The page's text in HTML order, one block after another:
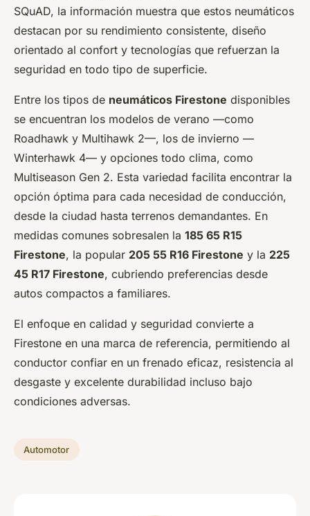
SQuAD, la información muestra que estos neumáticos
destacan por su rendimiento consistente, diseño
orientado al confort y tecnologías que refuerzan la
seguridad en todo tipo de superficie.
Entre los tipos de neumáticos Firestone disponibles
se encuentran los modelos de verano —como
Roadhawk y Multihawk 2—, los de invierno —
Winterhawk 4— y opciones todo clima, como
Multiseason Gen 2. Esta variedad facilita encontrar la
opción óptima para cada necesidad de conducción,
desde la ciudad hasta terrenos demandantes. En
medidas comunes sobresalen la 185 65 R15
Firestone, la popular 205 55 R16 Firestone y la 225
45 R17 Firestone, cubriendo preferencias desde
autos compactos a familiares.
El enfoque en calidad y seguridad convierte a
Firestone en una marca de referencia, permitiendo al
conductor confiar en un frenado eficaz, resistencia al
desgaste y excelente durabilidad incluso bajo
condiciones adversas.
Automotor